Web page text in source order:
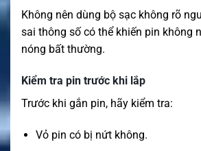
Không nên dùng bộ sạc không rõ
sai thông số có thể khiến pin không
nóng bất thường.
Kiểm tra pin trước khi lắp
Trước khi gắn pin, hãy kiểm tra:
Vỏ pin có bị nứt không.